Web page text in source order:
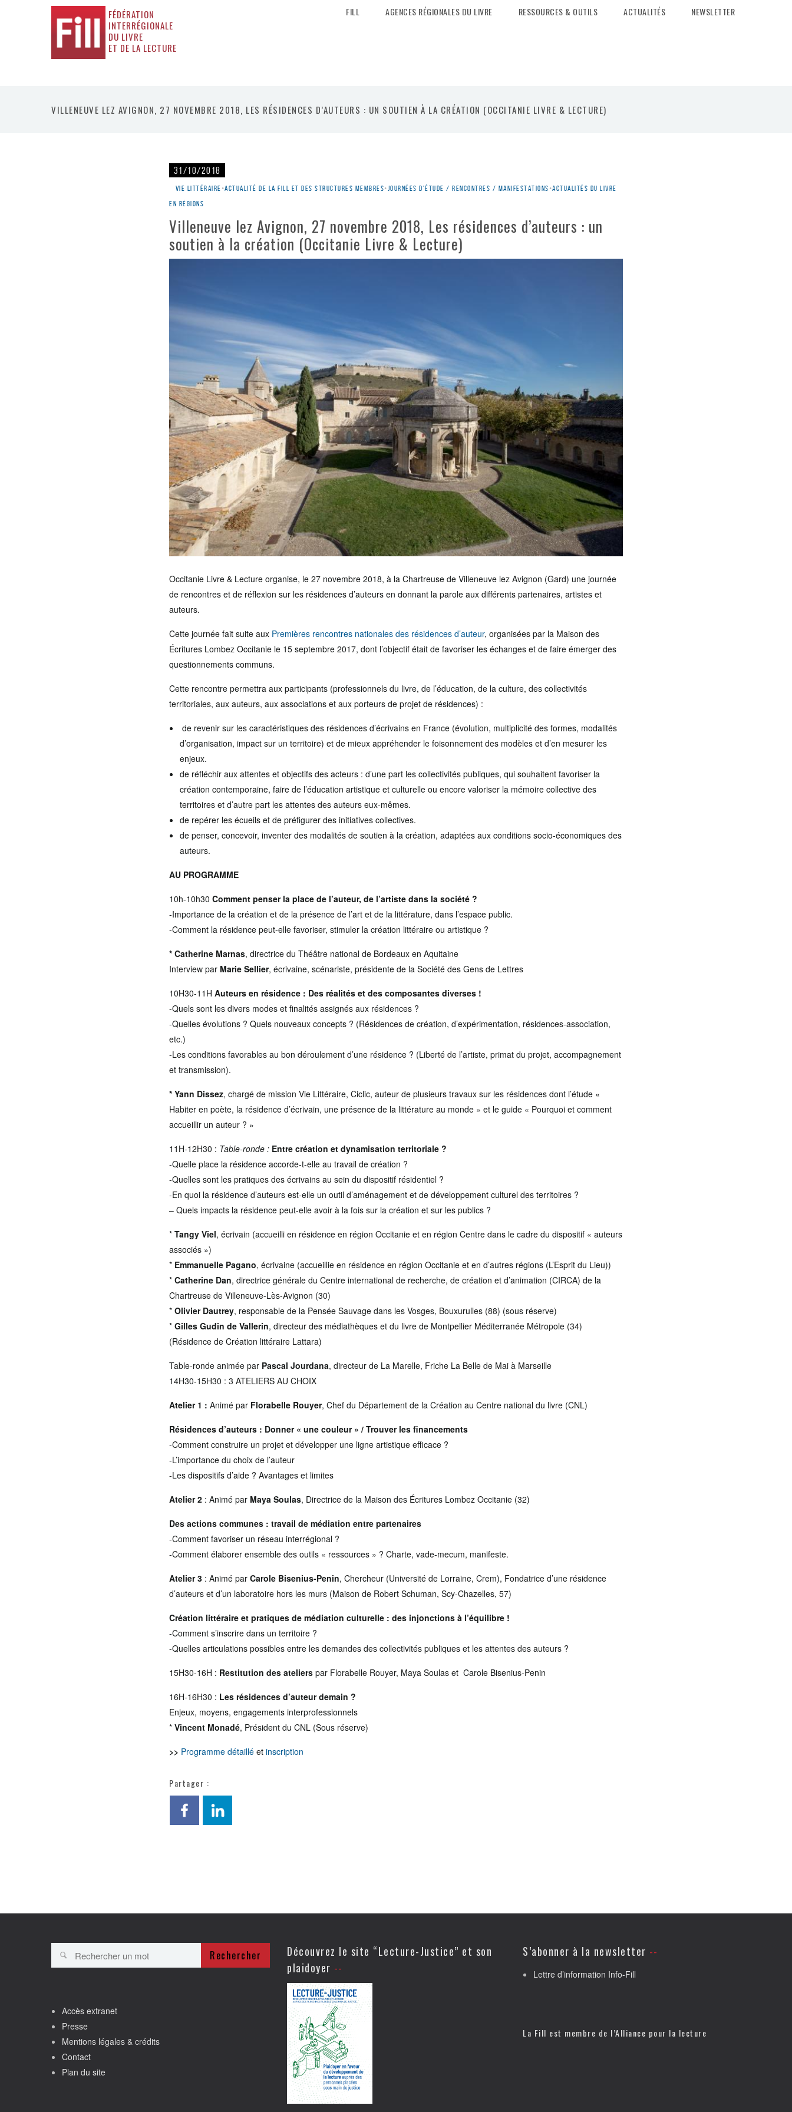
FÉDÉRATION
INTERRÉGIONALE
DU LIVRE
ET DE LA LECTURE
FILL AGENCES RÉGIONALES DU LIVRE RESSOURCES & OUTILS ACTUALITÉS NEWSLETTER
VILLENEUVE LEZ AVIGNON, 27 NOVEMBRE 2018, LES RÉSIDENCES D’AUTEURS : UN SOUTIEN À LA CRÉATION (OCCITANIE LIVRE & LECTURE)
31/10/2018
Vie littéraire •Actualité de la Fill et des structures membres•Journées d'étude / rencontres / manifestations •Actualités du livre
en régions
Villeneuve lez Avignon, 27 novembre 2018, Les résidences d’auteurs : un
soutien à la création (Occitanie Livre & Lecture)
Occitanie Livre & Lecture organise, le 27 novembre 2018, à la Chartreuse de Villeneuve lez Avignon (Gard) une journée
de rencontres et de réflexion sur les résidences d’auteurs en donnant la parole aux différents partenaires, artistes et
auteurs.
Cette journée fait suite aux Premières rencontres nationales des résidences d’auteur, organisées par la Maison des
Écritures Lombez Occitanie le 15 septembre 2017, dont l’objectif était de favoriser les échanges et de faire émerger des
questionnements communs.
Cette rencontre permettra aux participants (professionnels du livre, de l’éducation, de la culture, des collectivités
territoriales, aux auteurs, aux associations et aux porteurs de projet de résidences) :
de revenir sur les caractéristiques des résidences d’écrivains en France (évolution, multiplicité des formes, modalités
d’organisation, impact sur un territoire) et de mieux appréhender le foisonnement des modèles et d’en mesurer les
enjeux.
de réfléchir aux attentes et objectifs des acteurs : d’une part les collectivités publiques, qui souhaitent favoriser la
création contemporaine, faire de l’éducation artistique et culturelle ou encore valoriser la mémoire collective des
territoires et d’autre part les attentes des auteurs eux-mêmes.
de repérer les écueils et de préfigurer des initiatives collectives.
de penser, concevoir, inventer des modalités de soutien à la création, adaptées aux conditions socio-économiques des
auteurs.
AU PROGRAMME
10h-10h30 Comment penser la place de l’auteur, de l’artiste dans la société ?
-Importance de la création et de la présence de l’art et de la littérature, dans l’espace public.
-Comment la résidence peut-elle favoriser, stimuler la création littéraire ou artistique ?
* Catherine Marnas, directrice du Théâtre national de Bordeaux en Aquitaine
Interview par Marie Sellier, écrivaine, scénariste, présidente de la Société des Gens de Lettres
10H30-11H Auteurs en résidence : Des réalités et des composantes diverses !
-Quels sont les divers modes et finalités assignés aux résidences ?
-Quelles évolutions ? Quels nouveaux concepts ? (Résidences de création, d’expérimentation, résidences-association,
etc.)
-Les conditions favorables au bon déroulement d’une résidence ? (Liberté de l’artiste, primat du projet, accompagnement
et transmission).
* Yann Dissez, chargé de mission Vie Littéraire, Ciclic, auteur de plusieurs travaux sur les résidences dont l’étude «
Habiter en poète, la résidence d’écrivain, une présence de la littérature au monde » et le guide « Pourquoi et comment
accueillir un auteur ? »
11H-12H30 : Table-ronde : Entre création et dynamisation territoriale ?
-Quelle place la résidence accorde-t-elle au travail de création ?
-Quelles sont les pratiques des écrivains au sein du dispositif résidentiel ?
-En quoi la résidence d’auteurs est-elle un outil d’aménagement et de développement culturel des territoires ?
– Quels impacts la résidence peut-elle avoir à la fois sur la création et sur les publics ?
* Tangy Viel, écrivain (accueilli en résidence en région Occitanie et en région Centre dans le cadre du dispositif « auteurs
associés »)
* Emmanuelle Pagano, écrivaine (accueillie en résidence en région Occitanie et en d’autres régions (L’Esprit du Lieu))
* Catherine Dan, directrice générale du Centre international de recherche, de création et d’animation (CIRCA) de la
Chartreuse de Villeneuve-Lès-Avignon (30)
* Olivier Dautrey, responsable de la Pensée Sauvage dans les Vosges, Bouxurulles (88) (sous réserve)
* Gilles Gudin de Vallerin, directeur des médiathèques et du livre de Montpellier Méditerranée Métropole (34)
(Résidence de Création littéraire Lattara)
Table-ronde animée par Pascal Jourdana, directeur de La Marelle, Friche La Belle de Mai à Marseille
14H30-15H30 : 3 ATELIERS AU CHOIX
Atelier 1 : Animé par Florabelle Rouyer, Chef du Département de la Création au Centre national du livre (CNL)
Résidences d’auteurs : Donner « une couleur » / Trouver les financements
-Comment construire un projet et développer une ligne artistique efficace ?
-L’importance du choix de l’auteur
-Les dispositifs d’aide ? Avantages et limites
Atelier 2 : Animé par Maya Soulas, Directrice de la Maison des Écritures Lombez Occitanie (32)
Des actions communes : travail de médiation entre partenaires
-Comment favoriser un réseau interrégional ?
-Comment élaborer ensemble des outils « ressources » ? Charte, vade-mecum, manifeste.
Atelier 3 : Animé par Carole Bisenius-Penin, Chercheur (Université de Lorraine, Crem), Fondatrice d’une résidence
d’auteurs et d’un laboratoire hors les murs (Maison de Robert Schuman, Scy-Chazelles, 57)
Création littéraire et pratiques de médiation culturelle : des injonctions à l’équilibre !
-Comment s’inscrire dans un territoire ?
-Quelles articulations possibles entre les demandes des collectivités publiques et les attentes des auteurs ?
15H30-16H : Restitution des ateliers par Florabelle Rouyer, Maya Soulas et Carole Bisenius-Penin
16H-16H30 : Les résidences d’auteur demain ?
Enjeux, moyens, engagements interprofessionnels
* Vincent Monadé, Président du CNL (Sous réserve)
>> Programme détaillé et inscription
Partager :
Rechercher
Accès extranet
Presse
Mentions légales & crédits
Contact
Plan du site
Découvrez le site “Lecture-Justice” et son
plaidoyer
S’abonner à la newsletter
Lettre d’information Info-Fill
La Fill est membre de l’Alliance pour la lecture